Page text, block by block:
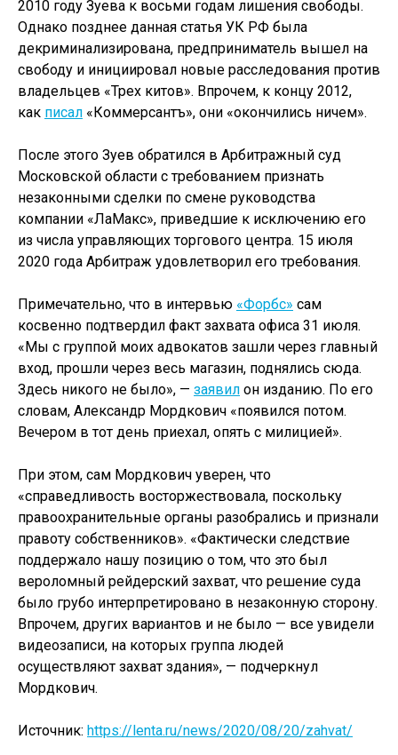
2010 году Зуева к восьми годам лишения свободы.
Однако позднее данная статья УК РФ была
декриминализирована, предприниматель вышел на
свободу и инициировал новые расследования против
владельцев «Трех китов». Впрочем, к концу 2012,
как писал «Коммерсантъ», они «окончились ничем».
После этого Зуев обратился в Арбитражный суд
Московской области с требованием признать
незаконными сделки по смене руководства
компании «ЛаМакс», приведшие к исключению его
из числа управляющих торгового центра. 15 июля
2020 года Арбитраж удовлетворил его требования.
Примечательно, что в интервью «Форбс» сам
косвенно подтвердил факт захвата офиса 31 июля.
«Мы с группой моих адвокатов зашли через главный
вход, прошли через весь магазин, поднялись сюда.
Здесь никого не было», — заявил он изданию. По его
словам, Александр Мордкович «появился потом.
Вечером в тот день приехал, опять с милицией».
При этом, сам Мордкович уверен, что
«справедливость восторжествовала, поскольку
правоохранительные органы разобрались и признали
правоту собственников». «Фактически следствие
поддержало нашу позицию о том, что это был
вероломный рейдерский захват, что решение суда
было грубо интерпретировано в незаконную сторону.
Впрочем, других вариантов и не было — все увидели
видеозаписи, на которых группа людей
осуществляют захват здания», — подчеркнул
Мордкович.
Источник: https://lenta.ru/news/2020/08/20/zahvat/